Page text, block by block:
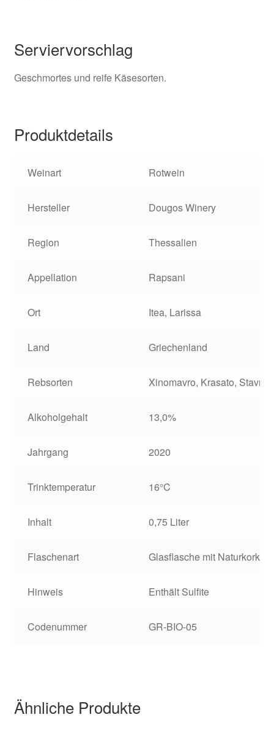
Serviervorschlag
Geschmortes und reife Käsesorten.
Produktdetails
Weinart Rotwein
Hersteller Dougos Winery
Region Thessalien
Appellation Rapsani
Ort Itea, Larissa
Land Griechenland
Rebsorten Xinomavro, Krasato,
Alkoholgehalt 13,0%
Jahrgang 2020
Trinktemperatur 16°C
Inhalt 0,75 Liter
Flaschenart Glasflasche mit Naturkorken
Hinweis Enthält Sulfite
Codenummer GR-BIO-05
Ähnliche Produkte